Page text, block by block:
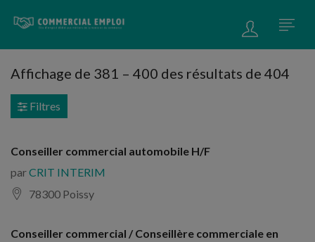
Affichage de 381 – 400 des résultats de 404
Filtres
Conseiller commercial automobile H/F
parCRIT INTERIM
78300 Poissy
Conseiller commercial / Conseillère commerciale en